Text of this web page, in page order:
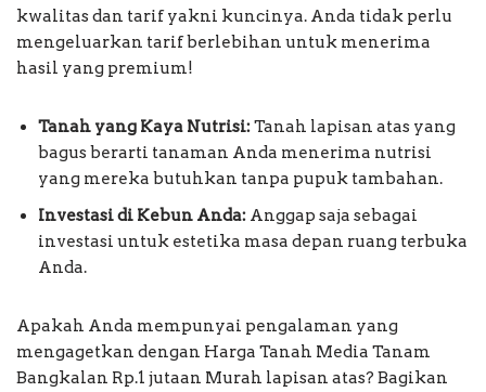
kwalitas dan tarif yakni kuncinya. Anda tidak perlu
mengeluarkan tarif berlebihan untuk menerima
hasil yang premium!
Tanah yang Kaya Nutrisi:Tanah lapisan atas yang
bagus berarti tanaman Anda menerima nutrisi
yang mereka butuhkan tanpa pupuk tambahan.
Investasi di Kebun Anda: Anggap saja sebagai
investasi untuk estetika masa depan ruang terbuka
Anda.
Apakah Anda mempunyai pengalaman yang
mengagetkan dengan Harga Tanah Media Tanam
Bangkalan Rp.1 jutaan Murah lapisan atas? Bagikan